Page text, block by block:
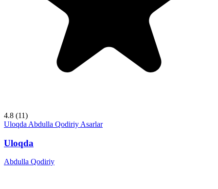
4.8 (11)
Uloqda Abdulla Qodiriy Asarlar
Uloqda
Abdulla Qodiriy